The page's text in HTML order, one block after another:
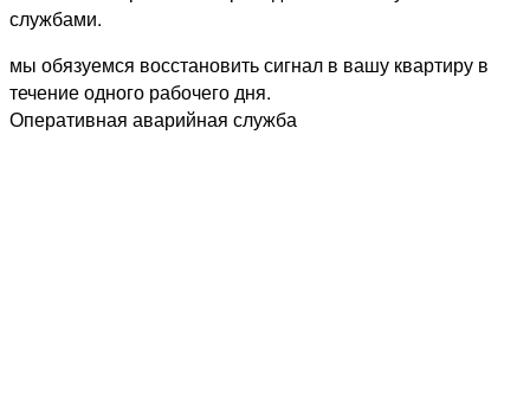
службами.
мы обязуемся восстановить сигнал в вашу квартиру в
течение одного рабочего дня.
Оперативная аварийная служба